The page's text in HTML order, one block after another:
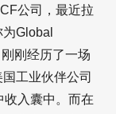
公司，最近拉
Global
刚经历了一场
工业伙伴公司
收入囊中。而在